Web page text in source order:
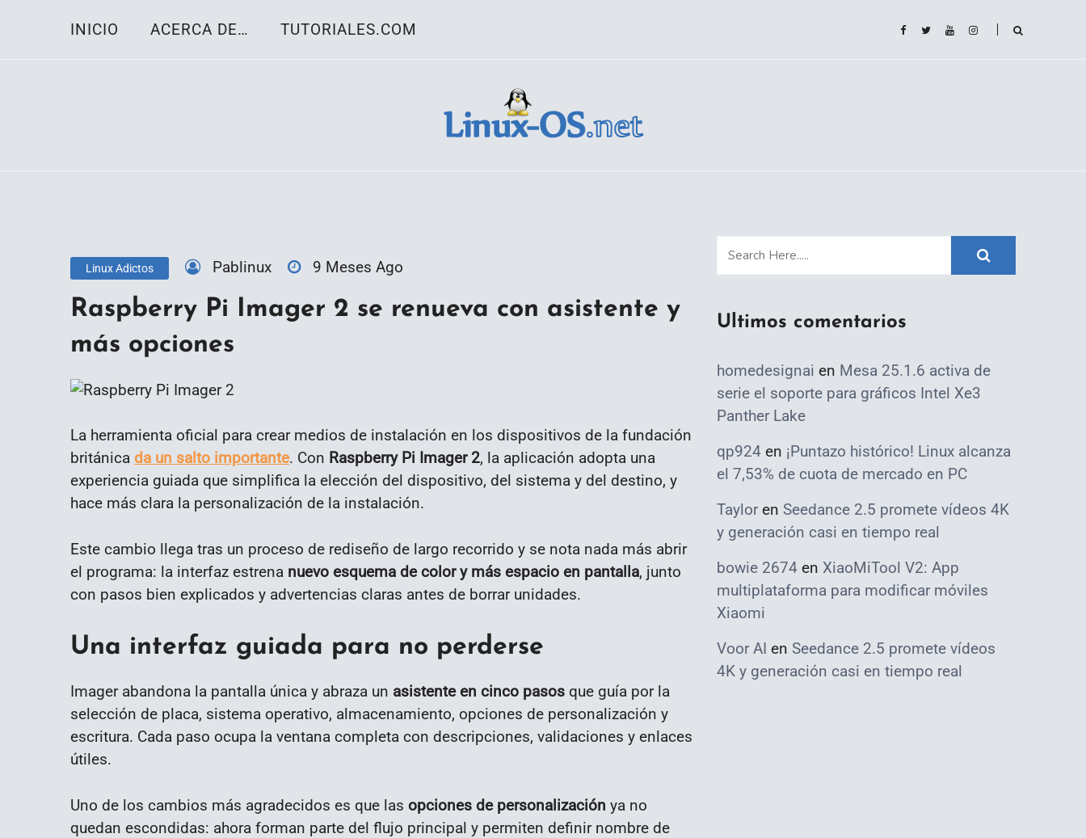
INICIO ACERCA DE… TUTORIALES.COM
Linux Adictos Pablinux 9 Meses Ago
Raspberry Pi Imager 2 se renueva con asistente y
más opciones
La herramienta oficial para crear medios de instalación en los dispositivos de la fundación
británica da un salto importante. Con Raspberry Pi Imager 2, la aplicación adopta una
experiencia guiada que simplifica la elección del dispositivo, del sistema y del destino, y
hace más clara la personalización de la instalación.
Este cambio llega tras un proceso de rediseño de largo recorrido y se nota nada más abrir
el programa: la interfaz estrena nuevo esquema de color y más espacio en pantalla, junto
con pasos bien explicados y advertencias claras antes de borrar unidades.
Una interfaz guiada para no perderse
Imager abandona la pantalla única y abraza un asistente en cinco pasos que guía por la
selección de placa, sistema operativo, almacenamiento, opciones de personalización y
escritura. Cada paso ocupa la ventana completa con descripciones, validaciones y enlaces
útiles.
Uno de los cambios más agradecidos es que las opciones de personalización ya no
quedan escondidas: ahora forman parte del flujo principal y permiten definir nombre de
Ultimos comentarios
homedesignai en Mesa 25.1.6 activa de
serie el soporte para gráficos Intel Xe3
Panther Lake
qp924 en ¡Puntazo histórico! Linux alcanza
el 7,53% de cuota de mercado en PC
Taylor en Seedance 2.5 promete vídeos 4K
y generación casi en tiempo real
bowie 2674 en XiaoMiTool V2: App
multiplataforma para modificar móviles
Xiaomi
Voor AI en Seedance 2.5 promete vídeos
4K y generación casi en tiempo real